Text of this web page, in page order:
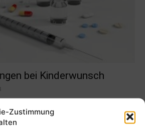
Zustimmung
bei Kinderwunsch
herstellen